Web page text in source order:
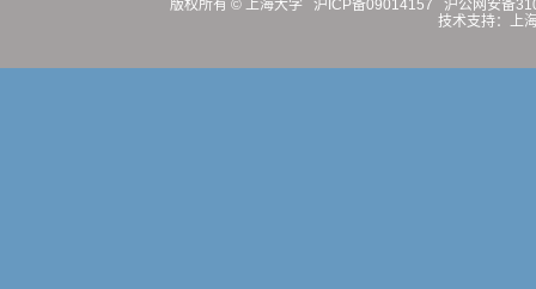
版权所有 © 上海大学 沪ICP备09014157
沪公网安备
技术支持：上